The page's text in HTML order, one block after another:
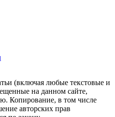
(включая любые текстовые и
на данном сайте,
Копирование, в том числе
авторских прав